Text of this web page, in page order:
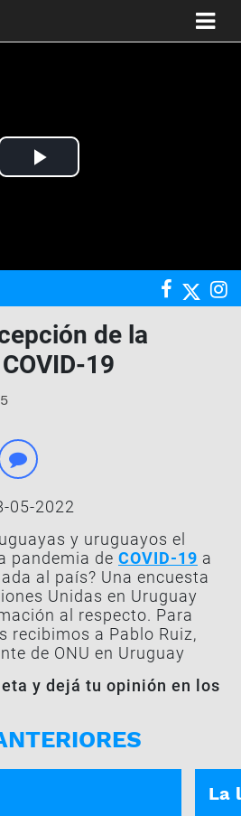
Play
de la
19
05-2022
y uruguayos el
pandemia de COVID-19 a
al país? Una encuesta
Unidas en Uruguay
al respecto. Para
recibimos a Pablo Ruiz,
de ONU en Uruguay
y dejá tu opinión en los
La